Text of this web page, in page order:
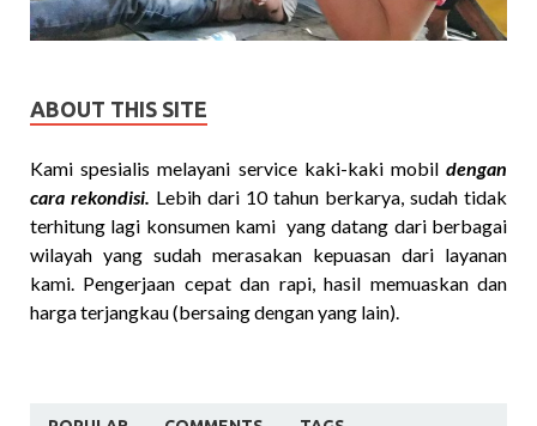
ABOUT THIS SITE
Kami spesialis melayani service kaki-kaki mobil dengan
cara rekondisi. Lebih dari 10 tahun berkarya, sudah tidak
terhitung lagi konsumen kami yang datang dari berbagai
wilayah yang sudah merasakan kepuasan dari layanan
kami. Pengerjaan cepat dan rapi, hasil memuaskan dan
harga terjangkau (bersaing dengan yang lain).